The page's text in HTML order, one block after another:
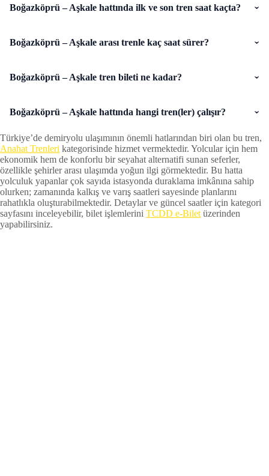
Boğazköprü – Aşkale hattında ilk ve son tren saat kaçta?
Boğazköprü – Aşkale arası trenle kaç saat sürer?
Boğazköprü – Aşkale tren bileti ne kadar?
Boğazköprü – Aşkale hattında hangi tren(ler) çalışır?
Türkiye’de demiryolu ulaşımının önemli hatlarından biri olan bu tren,
Anahat Trenleri kategorisinde hizmet vermektedir. Yolcular için hem
ekonomik hem de konforlu bir seyahat alternatifi sunan seferler,
özellikle şehirler arası ulaşımda yoğun ilgi görmektedir. Bu hatta
yolculuk yapanlar çok sayıda istasyonda duraklama imkânına sahip
olurken; zamanında kalkış ve varış saatleri sayesinde planlarını
rahatlıkla oluşturabilmektedir. Detaylar ve güncel saatler için kategori
sayfasını inceleyebilir, bilet işlemlerini TCDD e-Bilet üzerinden
yapabilirsiniz.